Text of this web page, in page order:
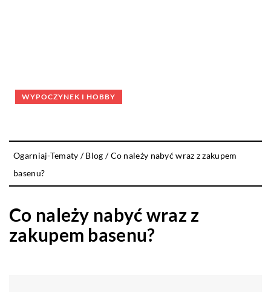
WYPOCZYNEK I HOBBY
Ogarniaj-Tematy /Blog /Co należy nabyć wraz z zakupem
basenu?
Co należy nabyć wraz z
zakupem basenu?